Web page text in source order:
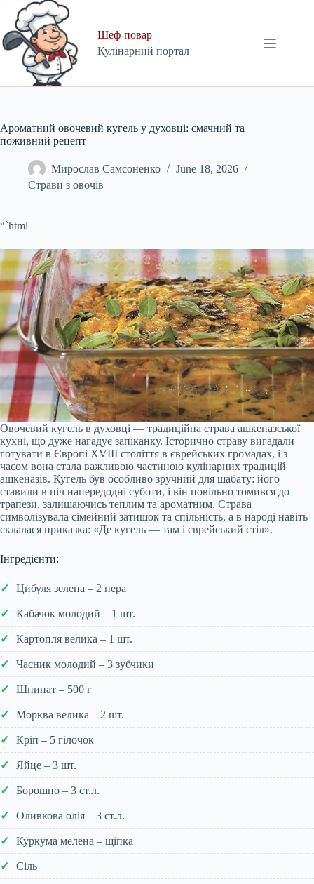
content
Шеф-повар
Кулінарний портал
Ароматний овочевий кугель у духовці: смачний та
поживний рецепт
Мирослав Самсоненко
June 18, 2026
Страви з овочів
“`html
Овочевий кугель в духовці — традиційна страва ашкеназської
кухні, що дуже нагадує запіканку. Історично страву вигадали
готувати в Європі XVIII століття в єврейських громадах, і з
часом вона стала важливою частиною кулінарних традицій
ашкеназів. Кугель був особливо зручний для шабату: його
ставили в піч напередодні суботи, і він повільно томився до
трапези, залишаючись теплим та ароматним. Страва
символізувала сімейний затишок та спільність, а в народі навіть
склалася приказка: «Де кугель — там і єврейський стіл».
Інгредієнти:
Цибуля зелена – 2 пера
Кабачок молодий – 1 шт.
Картопля велика – 1 шт.
Часник молодий – 3 зубчики
Шпинат – 500 г
Морква велика – 2 шт.
Кріп – 5 гілочок
Яйце – 3 шт.
Борошно – 3 ст.л.
Оливкова олія – 3 ст.л.
Куркума мелена – щіпка
Сіль